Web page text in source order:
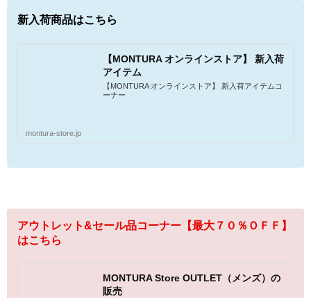
新入荷商品はこちら
【MONTURA オンラインストア】 新入荷
アイテム
【MONTURA オンラインストア】 新入荷アイテムコ
ーナー
montura-store.jp
アウトレット&セール品コーナー【最大７０％ＯＦＦ】
はこちら
MONTURA Store OUTLET（メンズ）の
販売